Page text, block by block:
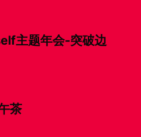
主题年会-突破边
茶